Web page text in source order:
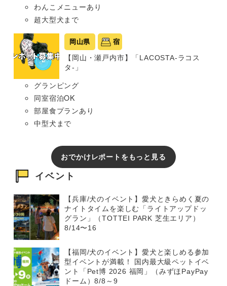
わんこメニューあり
超大型犬まで
岡山県 宿
【岡山・瀬戸内市】「LACOSTA-ラコス
タ-」
グランピング
同室宿泊OK
部屋食プランあり
中型犬まで
おでかけレポートをもっと見る
イベント
【兵庫/犬のイベント】愛犬ときらめく夏の
ナイトタイムを楽しむ「ライトアップドッ
グラン」（TOTTEI PARK 芝生エリア）
8/14〜16
【福岡/犬のイベント】愛犬と楽しめる参加
型イベントが満載！ 国内最大級ペットイベ
ント「Pet博 2026 福岡」（みずほPayPay
ドーム）8/8～9